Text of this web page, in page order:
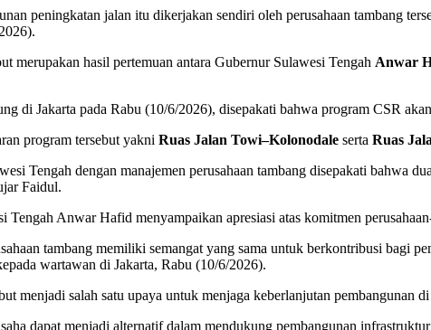
peningkatan jalan itu dikerjakan sendiri oleh perusahaan tambang
merupakan hasil pertemuan antara Gubernur Sulawesi Tengah Anwar
di Jakarta pada Rabu (10/6/2026), disepakati bahwa program CSR
program tersebut yakni Ruas Jalan Towi–Kolonodale serta Ruas
Tengah dengan manajemen perusahaan tambang disepakati bahwa
Faidul.
Tengah Anwar Hafid menyampaikan apresiasi atas komitmen
tambang memiliki semangat yang sama untuk berkontribusi bagi
wartawan di Jakarta, Rabu (10/6/2026).
menjadi salah satu upaya untuk menjaga keberlanjutan pembangunan
dapat menjadi alternatif dalam mendukung pembangunan